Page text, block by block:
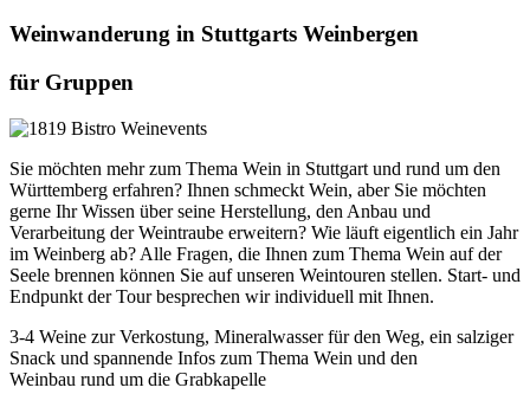
Weinwanderung in Stuttgarts Weinbergen
für Gruppen
Sie möchten mehr zum Thema Wein in Stuttgart und rund um den
Württemberg erfahren? Ihnen schmeckt Wein, aber Sie möchten
gerne Ihr Wissen über seine Herstellung, den Anbau und
Verarbeitung der Weintraube erweitern? Wie läuft eigentlich ein Jahr
im Weinberg ab? Alle Fragen, die Ihnen zum Thema Wein auf der
Seele brennen können Sie auf unseren Weintouren stellen. Start- und
Endpunkt der Tour besprechen wir individuell mit Ihnen.
3-4 Weine zur Verkostung, Mineralwasser für den Weg, ein salziger
Snack und spannende Infos zum Thema Wein und den
Weinbau rund um die Grabkapelle